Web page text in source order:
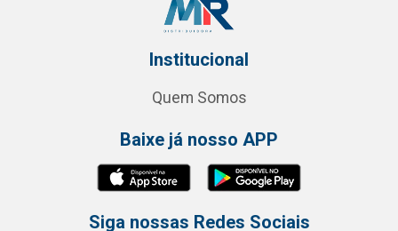
Institucional
Quem Somos
Baixe já nosso APP
Siga nossas Redes Sociais